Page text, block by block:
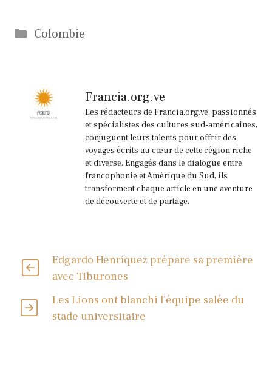
Catégories
Colombie
Francia.org.ve
Les rédacteurs de Francia.org.ve, passionnés
et spécialistes des cultures sud-américaines,
conjuguent leurs talents pour offrir des
voyages écrits au cœur de cette région riche
et diverse. Engagés dans le dialogue entre
francophonie et Amérique du Sud, ils
transforment chaque article en une aventure
de découverte et de partage.
Edgardo Henríquez prépare sa première
avec Tiburones
Les Lions ont blanchi l’équipe salée du
stade universitaire